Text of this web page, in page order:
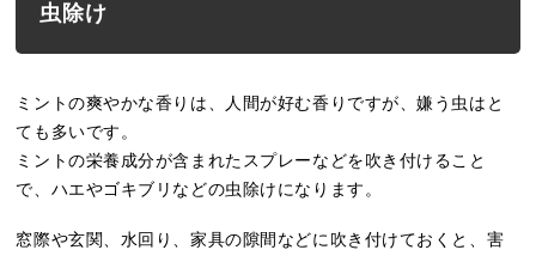
虫除け
ミントの爽やかな香りは、人間が好む香りですが、嫌う虫はと
ても多いです。
ミントの栄養成分が含まれたスプレーなどを吹き付けること
で、ハエやゴキブリなどの虫除けになります。
窓際や玄関、水回り、家具の隙間などに吹き付けておくと、害